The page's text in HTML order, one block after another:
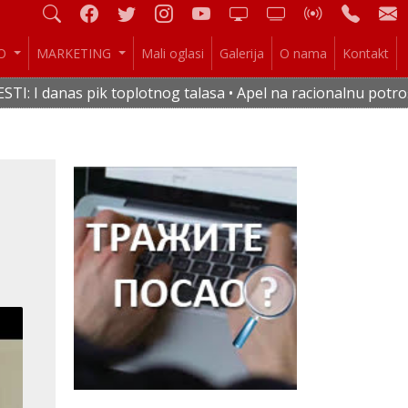
MARKETING Mali oglasi Galerija O nama Kontakt
talasa • Apel na racionalnu potrošnju vode i